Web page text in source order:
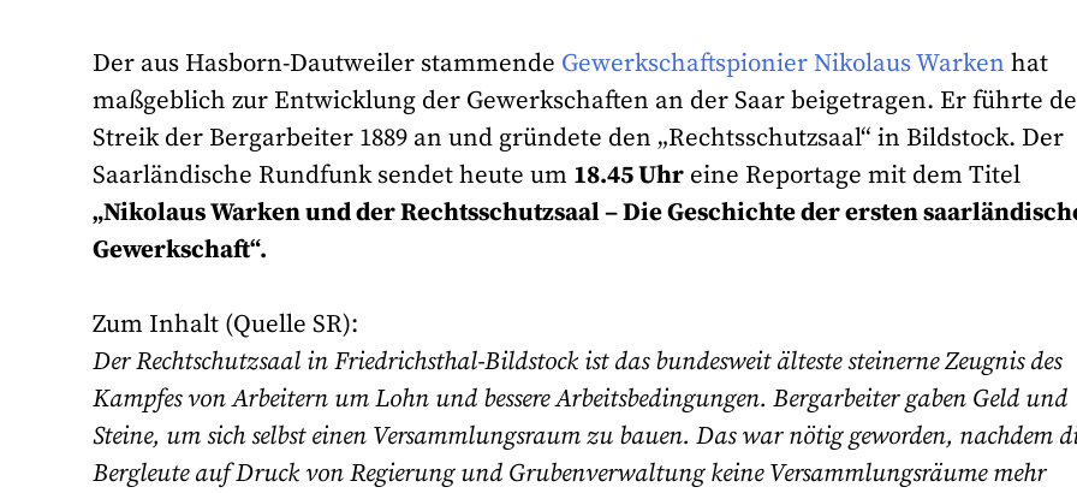
Der aus Hasborn-Dautweiler stammende Gewerkschaftspionier Nikolaus Warken hat
maßgeblich zur Entwicklung der Gewerkschaften an der Saar beigetragen. Er führte
Streik der Bergarbeiter 1889 an und gründete den „Rechtsschutzsaal“ in Bildstock. Der
Saarländische Rundfunk sendet heute um 18.45 Uhr eine Reportage mit dem Titel
„Nikolaus Warken und der Rechtsschutzsaal – Die Geschichte der ersten
Gewerkschaft“.
Zum Inhalt (Quelle SR):
Der Rechtschutzsaal in Friedrichsthal-Bildstock ist das bundesweit älteste steinerne Zeugnis des
Kampfes von Arbeitern um Lohn und bessere Arbeitsbedingungen. Bergarbeiter gaben Geld und
Steine, um sich selbst einen Versammlungsraum zu bauen. Das war nötig geworden, nachdem
Bergleute auf Druck von Regierung und Grubenverwaltung keine Versammlungsräume mehr